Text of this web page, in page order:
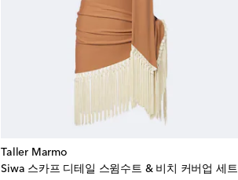
Taller Marmo
Siwa 스카프 디테일 스윔수트 & 비치 커버업 세트